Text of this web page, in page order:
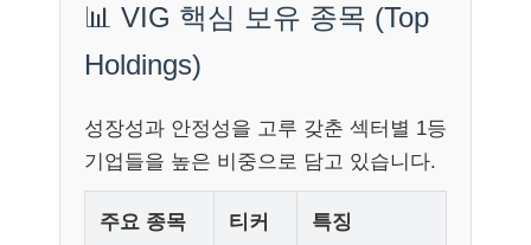
📊 VIG 핵심 보유 종목 (Top
Holdings)
성장성과 안정성을 고루 갖춘 섹터별 1등
기업들을 높은 비중으로 담고 있습니다.
주요 종목 티커 특징